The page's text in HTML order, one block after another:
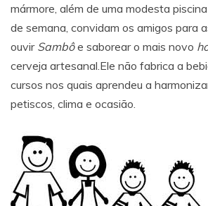
mármore, além de uma modesta
de semana, convidam os amigos para
ouvir Sambôe saborear o mais novo
cerveja artesanal.Ele não fabrica a
cursos nos quais aprendeu a
petiscos, clima e ocasião.